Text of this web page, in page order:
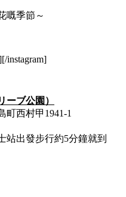
嘅季節～
instagram]
ーブ公園）
町西村甲1941-1
站出發步行約5分鐘就到